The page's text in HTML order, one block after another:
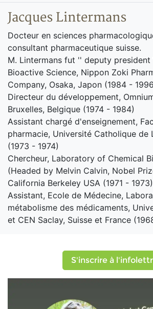
Jacques Lintermans
Docteur en sciences
consultant pharmaceutique suisse.
M. Lintermans fut '' deputy
Bioactive Science, Nippon Zoki
Company, Osaka, Japon (1984 -
Directeur du développement,
Bruxelles, Belgique (1974 - 1984)
Assistant chargé d'enseignement,
pharmacie, Université Catholique de
(1973 - 1974)
Chercheur, Laboratory of Chemical
(Headed by Melvin Calvin, Nobel
California Berkeley USA (1971 - 1973)
Assistant, Ecole de Médecine,
métabolisme des médicaments,
et CEN Saclay, Suisse et France
S'inscrire à